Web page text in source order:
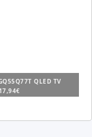
QLED TV